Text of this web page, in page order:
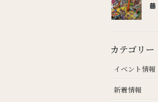
カテゴリー
イベント情報
新着情報